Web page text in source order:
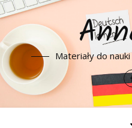
Materiały do